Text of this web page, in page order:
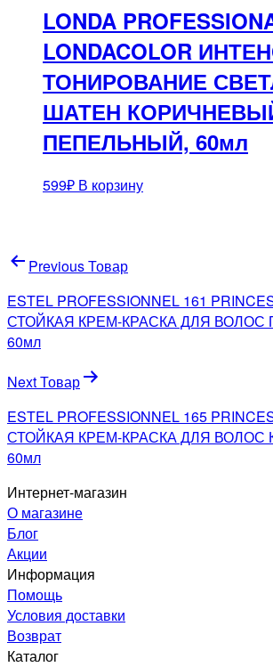
LONDA
LONDACOLOR
ТОНИРОВАНИЕ
ШАТЕН
ПЕПЕЛЬНЫЙ, 60мл
599₽ В корзину
Навигация
по
записям
Previous Товар
ESTEL PROFESSIONNEL 161
СТОЙКАЯ КРЕМ-КРАСКА ДЛЯ
60мл
Next Товар
ESTEL PROFESSIONNEL 165
СТОЙКАЯ КРЕМ-КРАСКА ДЛЯ ВОЛОС
60мл
Интернет-магазин
О магазине
Блог
Акции
Информация
Помощь
Условия доставки
Возврат
Каталог